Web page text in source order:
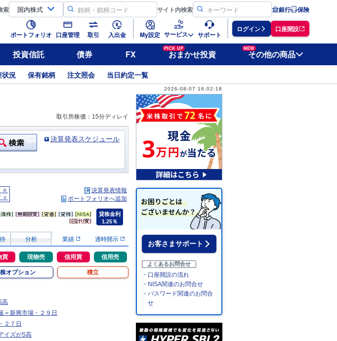
索 サイト内検索 銀行 保険
ポートフォリオ 口座管理 取引 入出金 My設定 サービス サポート
ログイン 口座開設
投資信託 債券 FX
PICK UP
おまかせ投資
NEW
その他の商品
状況 保有銘柄 注文照会 当日約定一覧
2026-08-07 16:02:18
取引所株価：15分ディレイ
決算発表スケジュール
Ｒ
Ｖ
決算発表情報
ポートフォリオへ追加
貸株金利
1.25％
分析 業績 適時開示
買 現物売 信用買 信用売
株オプション 積立
高
＝新興市場・２９日
２７日
イズがS高
お客さまサポート
よくあるお問合せ
・口座開設の流れ
・NISA関連のお問合せ
・パスワード関連のお問合
せ